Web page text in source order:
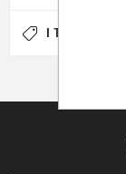
I TAG PIÙ